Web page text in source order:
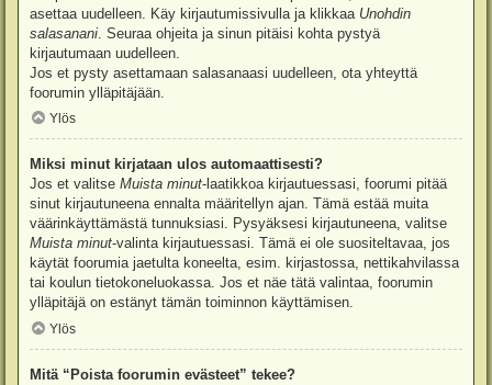
asettaa uudelleen. Käy kirjautumissivulla ja klikkaa Unohdin
salasanani . Seuraa ohjeita ja sinun pitäisi kohta pystyä
kirjautumaan uudelleen.
Jos et pysty asettamaan salasanaasi uudelleen, ota yhteyttä
foorumin ylläpitäjään.
Ylös
Miksi minut kirjataan ulos automaattisesti?
Jos et valitse Muista minut-laatikkoa kirjautuessasi, foorumi pitää
sinut kirjautuneena ennalta määritellyn ajan. Tämä estää muita
väärinkäyttämästä tunnuksiasi. Pysyäksesi kirjautuneena, valitse
Muista minut-valinta kirjautuessasi. Tämä ei ole suositeltavaa, jos
käytät foorumia jaetulta koneelta, esim. kirjastossa, nettikahvilassa
tai koulun tietokoneluokassa. Jos et näe tätä valintaa, foorumin
ylläpitäjä on estänyt tämän toiminnon käyttämisen.
Ylös
Mitä “Poista foorumin evästeet” tekee?